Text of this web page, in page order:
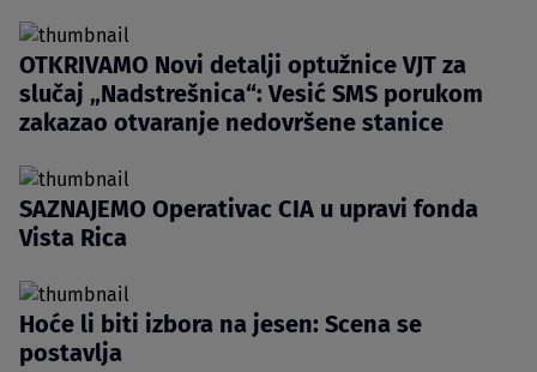
OTKRIVAMO Novi detalji optužnice VJT za
slučaj „Nadstrešnica“: Vesić SMS porukom
zakazao otvaranje nedovršene stanice
SAZNAJEMO Operativac CIA u upravi fonda
Vista Rica
Hoće li biti izbora na jesen: Scena se
postavlja